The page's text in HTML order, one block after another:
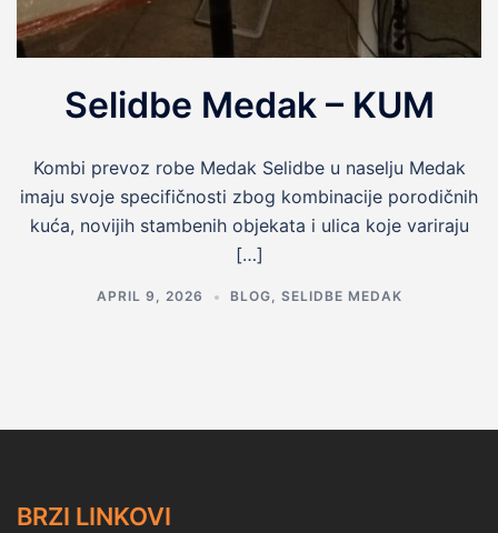
Selidbe Medak – KUM
Kombi prevoz robe Medak Selidbe u naselju Medak
imaju svoje specifičnosti zbog kombinacije porodičnih
kuća, novijih stambenih objekata i ulica koje variraju
[…]
APRIL 9, 2026 BLOG, SELIDBE MEDAK
BRZI LINKOVI